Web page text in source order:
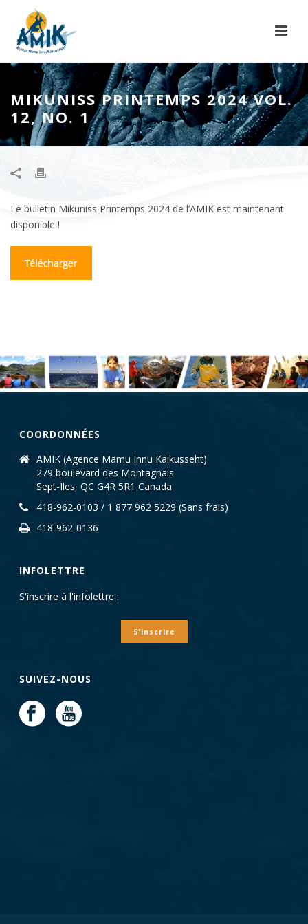
MIKUNISS PRINTEMPS 2024 VOL.
12, NO. 1
Le bulletin Mikuniss Printemps 2024 de l’AMIK est maintenant
disponible !
COORDONNÉES
AMIK (Agence Mamu Innu Kaikusseht)
279 boulevard des Montagnais
Sept-Iles, QC G4R 5R1 Canada
418-962-0103 / 1 877 962 5229 (Sans frais)
418-962-0136
INFOLETTRE
S'inscrire à l'infolettre :
S'inscrire
SUIVEZ-NOUS